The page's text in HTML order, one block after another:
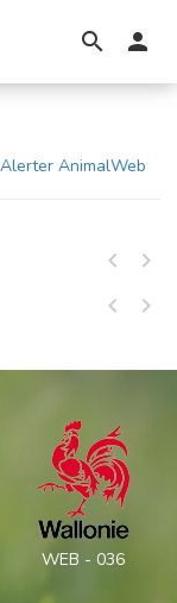
Alerter AnimalWeb
WEB - 036